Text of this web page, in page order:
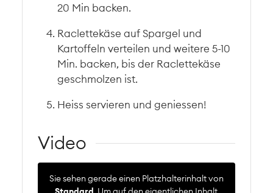
20 Min backen.
Raclettekäse auf Spargel und
Kartoffeln verteilen und weitere 5-10
Min. backen, bis der Raclettekäse
geschmolzen ist.
Heiss servieren und geniessen!
Video
Sie sehen gerade einen Platzhalterinhalt von